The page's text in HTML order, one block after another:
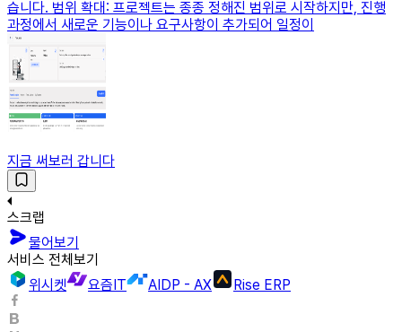
습니다. 범위 확대: 프로젝트는 종종 정해진 범위로 시작하지만, 진행
과정에서 새로운 기능이나 요구사항이 추가되어 일정이
지금 써보러 갑니다
스크랩
물어보기
서비스 전체보기
위시켓
요즘IT AIDP - AX Rise ERP